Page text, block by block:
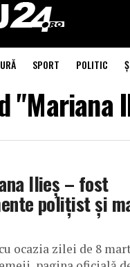
SPORT POLITIC
"Mariana
Ilieș – fost
polițist și
ocazia zilei de 8